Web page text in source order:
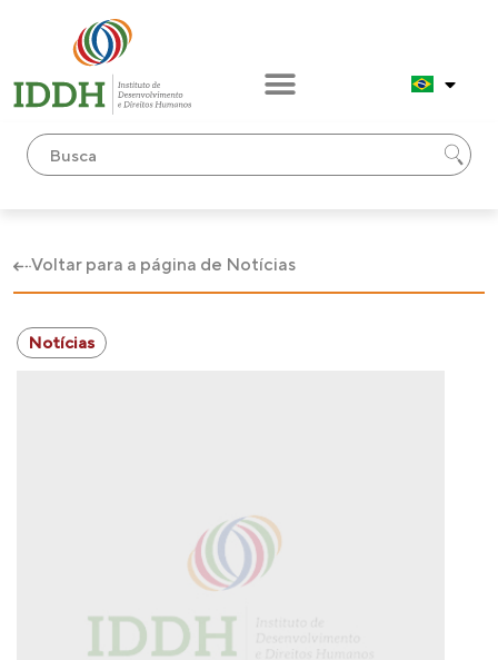
Voltar para a página de Notícias
Notícias